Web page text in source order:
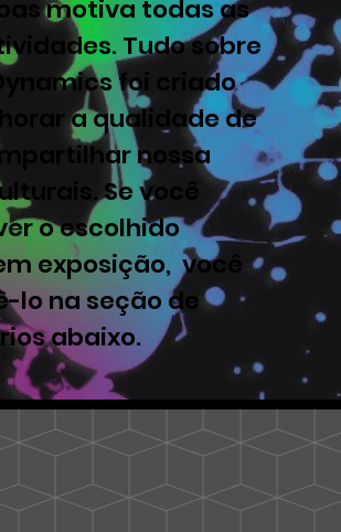
motiva todas as
Tudo sobre
foi criado
a qualidade de
nossa
Se você
o escolhido
exposição, você
lo na seção de
abaixo.